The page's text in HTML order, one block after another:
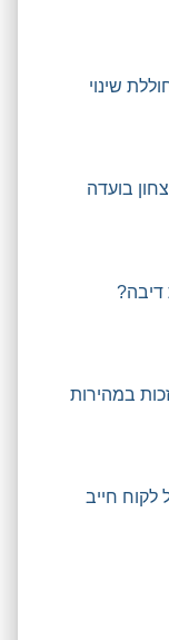
שינוי
בועדה
דיבה?
במהירות
לקוח חייב